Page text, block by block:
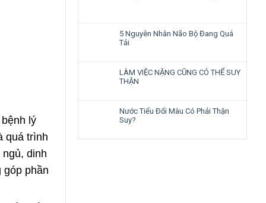
lý
quá trình
dinh
góp phần
5 Nguyên Nhân Não Bộ Đang Quá
Tải
LÀM VIỆC NẶNG CŨNG CÓ THỂ SUY
THẬN
Nước Tiểu Đổi Màu Có Phải Thận
Suy?